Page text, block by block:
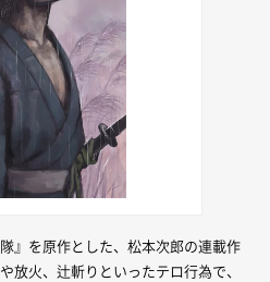
』を原作とした、松本次郎の連載作
放火、辻斬りといったテロ行為で、